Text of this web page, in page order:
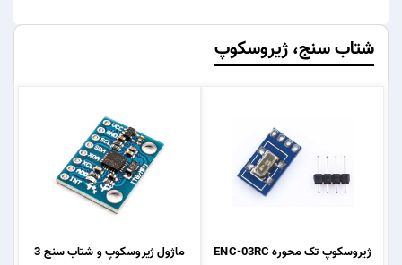
شتاب سنج، ژیروسکوپ
ژیروسکوپ تک محوره ENC-03RC
ماژول ژیروسکوپ و شتاب سنج 3